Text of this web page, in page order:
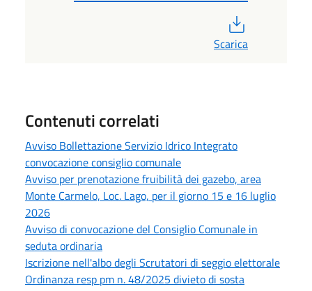
Scarica
Contenuti correlati
Avviso Bollettazione Servizio Idrico Integrato
convocazione consiglio comunale
Avviso per prenotazione fruibilità dei gazebo, area
Monte Carmelo, Loc. Lago, per il giorno 15 e 16 luglio
2026
Avviso di convocazione del Consiglio Comunale in
seduta ordinaria
Iscrizione nell'albo degli Scrutatori di seggio elettorale
Ordinanza resp pm n. 48/2025 divieto di sosta